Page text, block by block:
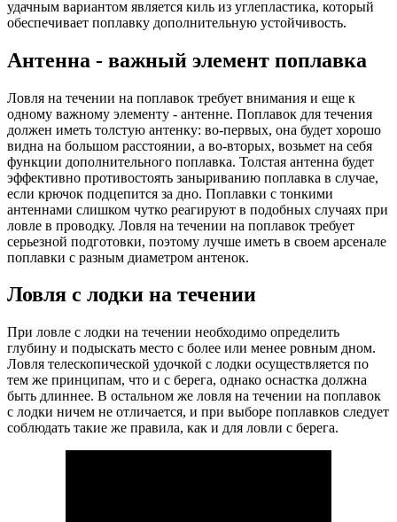
удачным вариантом является киль из углепластика, который
обеспечивает поплавку дополнительную устойчивость.
Антенна - важный элемент поплавка
Ловля на течении на поплавок требует внимания и еще к
одному важному элементу - антенне. Поплавок для течения
должен иметь толстую антенку: во-первых, она будет хорошо
видна на большом расстоянии, а во-вторых, возьмет на себя
функции дополнительного поплавка. Толстая антенна будет
эффективно противостоять заныриванию поплавка в случае,
если крючок подцепится за дно. Поплавки с тонкими
антеннами слишком чутко реагируют в подобных случаях при
ловле в проводку. Ловля на течении на поплавок требует
серьезной подготовки, поэтому лучше иметь в своем арсенале
поплавки с разным диаметром антенок.
Ловля с лодки на течении
При ловле с лодки на течении необходимо определить
глубину и подыскать место с более или менее ровным дном.
Ловля телескопической удочкой с лодки осуществляется по
тем же принципам, что и с берега, однако оснастка должна
быть длиннее. В остальном же ловля на течении на поплавок
с лодки ничем не отличается, и при выборе поплавков следует
соблюдать такие же правила, как и для ловли с берега.